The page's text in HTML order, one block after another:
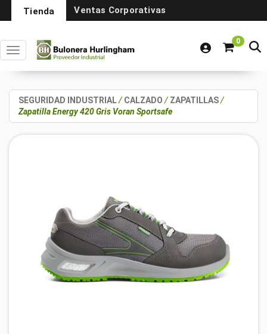
Tienda Ventas Corporativas
0
Toggle navigation
SEGURIDAD INDUSTRIAL/ CALZADO / ZAPATILLAS/
Zapatilla Energy 420 Gris Voran Sportsafe